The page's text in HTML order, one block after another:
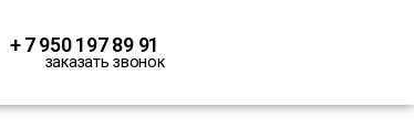
+ 7 950 197 89 91
заказать звонок